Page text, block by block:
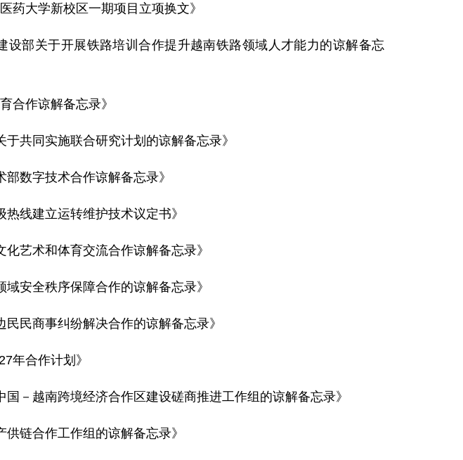
药大学新校区一期项目立项换文》
部关于开展铁路培训合作提升越南铁路领域人才能力的谅解备忘
合作谅解备忘录》
共同实施联合研究计划的谅解备忘录》
数字技术合作谅解备忘录》
线建立运转维护技术议定书》
艺术和体育交流合作谅解备忘录》
安全秩序保障合作的谅解备忘录》
民商事纠纷解决合作的谅解备忘录》
年合作计划》
－越南跨境经济合作区建设磋商推进工作组的谅解备忘录》
链合作工作组的谅解备忘录》